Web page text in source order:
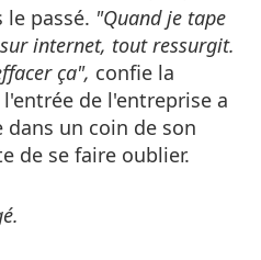
le passé. "Quand je tape
internet, tout ressurgit.
ça", confie la
de l'entreprise a
un coin de son
de se faire oublier.